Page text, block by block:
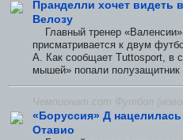
Пранделли хочет видеть
Велозу
Главный тренер
присматривается к двум
А. Как сообщает Tuttosport, в
мышей» попали
Чемпионат.com Футбол
«Боруссия» Д
Отавио